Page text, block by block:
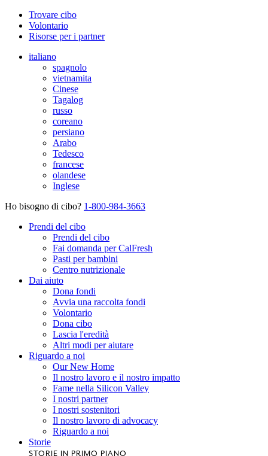
Trovare cibo
Volontario
Risorse per i partner
italiano
spagnolo
vietnamita
Cinese
Tagalog
russo
coreano
persiano
Arabo
Tedesco
francese
olandese
Inglese
Ho bisogno di cibo? 1-800-984-3663
Prendi del cibo
Prendi del cibo
Fai domanda per CalFresh
Pasti per bambini
Centro nutrizionale
Dai aiuto
Dona fondi
Avvia una raccolta fondi
Volontario
Dona cibo
Lascia l'eredità
Altri modi per aiutare
Riguardo a noi
Our New Home
Il nostro lavoro e il nostro impatto
Fame nella Silicon Valley
I nostri partner
I nostri sostenitori
Il nostro lavoro di advocacy
Riguardo a noi
Storie
STORIE IN PRIMO PIANO